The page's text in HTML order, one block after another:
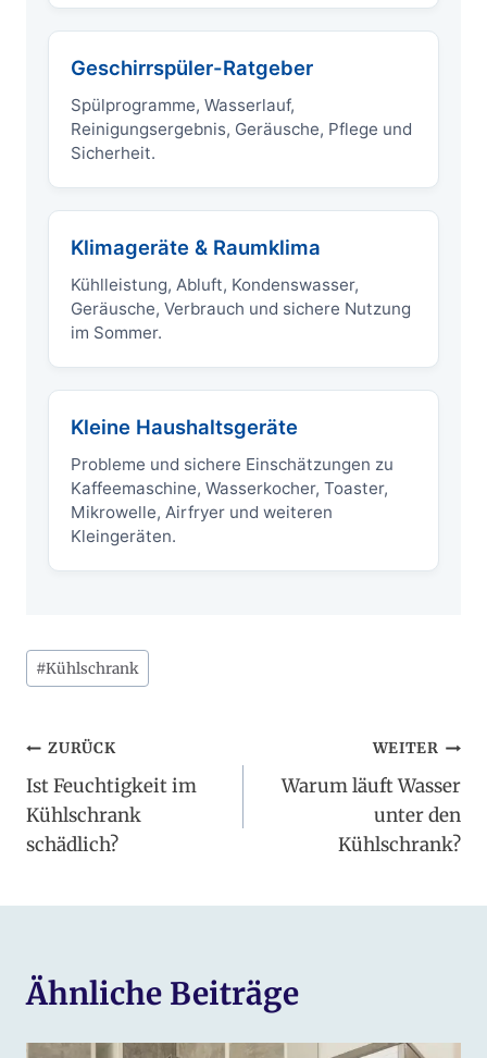
Geschirrspüler-Ratgeber
Spülprogramme, Wasserlauf,
Reinigungsergebnis, Geräusche, Pflege und
Sicherheit.
Klimageräte & Raumklima
Kühlleistung, Abluft, Kondenswasser,
Geräusche, Verbrauch und sichere Nutzung
im Sommer.
Kleine Haushaltsgeräte
Probleme und sichere Einschätzungen zu
Kaffeemaschine, Wasserkocher, Toaster,
Mikrowelle, Airfryer und weiteren
Kleingeräten.
Schlagworte:
#Kühlschrank
Beitragsnavigation
ZURÜCK
Ist Feuchtigkeit im
Kühlschrank
schädlich?
WEITER
Warum läuft Wasser
unter den
Kühlschrank?
Ähnliche Beiträge